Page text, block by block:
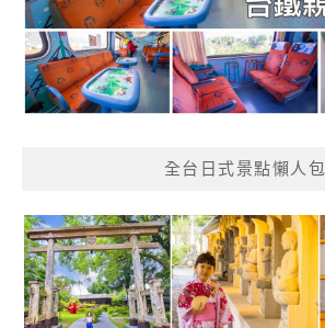
全台日式景點懶人包